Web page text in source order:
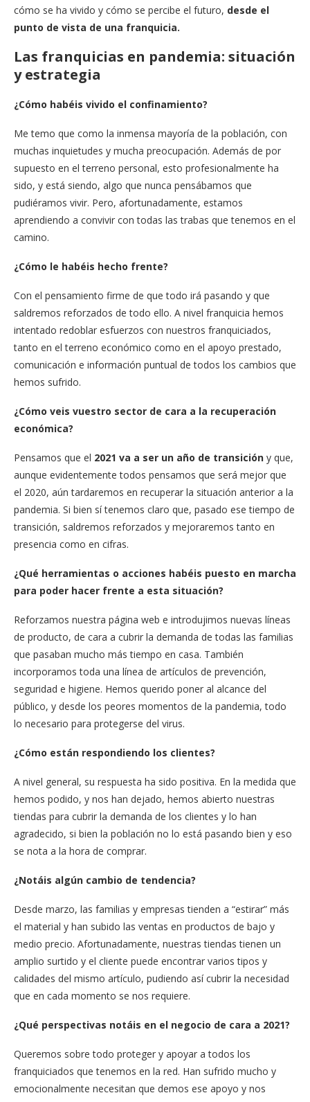
cómo se ha vivido y cómo se percibe el futuro, desde el
punto de vista de una franquicia.
Las franquicias en pandemia: situación
y estrategia
¿Cómo habéis vivido el confinamiento?
Me temo que como la inmensa mayoría de la población, con
muchas inquietudes y mucha preocupación. Además de por
supuesto en el terreno personal, esto profesionalmente ha
sido, y está siendo, algo que nunca pensábamos que
pudiéramos vivir. Pero, afortunadamente, estamos
aprendiendo a convivir con todas las trabas que tenemos en el
camino.
¿Cómo le habéis hecho frente?
Con el pensamiento firme de que todo irá pasando y que
saldremos reforzados de todo ello. A nivel franquicia hemos
intentado redoblar esfuerzos con nuestros franquiciados,
tanto en el terreno económico como en el apoyo prestado,
comunicación e información puntual de todos los cambios que
hemos sufrido.
¿Cómo veis vuestro sector de cara a la recuperación
económica?
Pensamos que el 2021 va a ser un año de transición y que,
aunque evidentemente todos pensamos que será mejor que
el 2020, aún tardaremos en recuperar la situación anterior a la
pandemia. Si bien sí tenemos claro que, pasado ese tiempo de
transición, saldremos reforzados y mejoraremos tanto en
presencia como en cifras.
¿Qué herramientas o acciones habéis puesto en marcha
para poder hacer frente a esta situación?
Reforzamos nuestra página web e introdujimos nuevas líneas
de producto, de cara a cubrir la demanda de todas las familias
que pasaban mucho más tiempo en casa. También
incorporamos toda una línea de artículos de prevención,
seguridad e higiene. Hemos querido poner al alcance del
público, y desde los peores momentos de la pandemia, todo
lo necesario para protegerse del virus.
¿Cómo están respondiendo los clientes?
A nivel general, su respuesta ha sido positiva. En la medida que
hemos podido, y nos han dejado, hemos abierto nuestras
tiendas para cubrir la demanda de los clientes y lo han
agradecido, si bien la población no lo está pasando bien y eso
se nota a la hora de comprar.
¿Notáis algún cambio de tendencia?
Desde marzo, las familias y empresas tienden a “estirar” más
el material y han subido las ventas en productos de bajo y
medio precio. Afortunadamente, nuestras tiendas tienen un
amplio surtido y el cliente puede encontrar varios tipos y
calidades del mismo artículo, pudiendo así cubrir la necesidad
que en cada momento se nos requiere.
¿Qué perspectivas notáis en el negocio de cara a 2021?
Queremos sobre todo proteger y apoyar a todos los
franquiciados que tenemos en la red. Han sufrido mucho y
emocionalmente necesitan que demos ese apoyo y nos